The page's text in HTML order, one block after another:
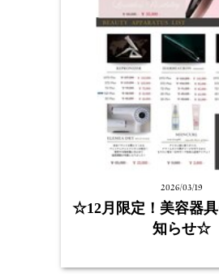
2026/03/19
☆12月限定！美容器
知らせ☆